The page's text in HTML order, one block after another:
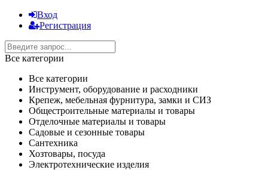
Вход
Регистрация
Все категории
Все категории
Инструмент, оборудование и расходники
Крепеж, мебельная фурнитура, замки и СИЗ
Общестроительные материалы и товары
Отделочные материалы и товары
Садовые и сезонные товары
Сантехника
Хозтовары, посуда
Электротехнические изделия